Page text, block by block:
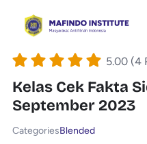
5.00 (4
Kelas Cek Fakta
September 2023
CategoriesBlended